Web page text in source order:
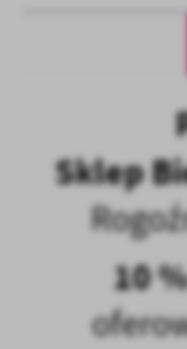
Sklep
10